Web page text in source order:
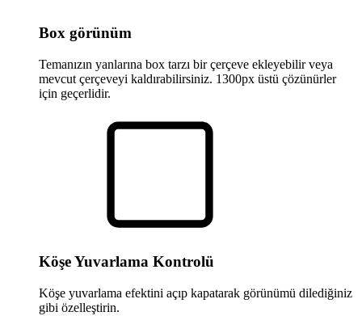
Box görünüm
Temanızın yanlarına box tarzı bir çerçeve ekleyebilir veya
mevcut çerçeveyi kaldırabilirsiniz. 1300px üstü çözünürler
için geçerlidir.
Köşe Yuvarlama Kontrolü
Köşe yuvarlama efektini açıp kapatarak görünümü dilediğiniz
gibi özelleştirin.